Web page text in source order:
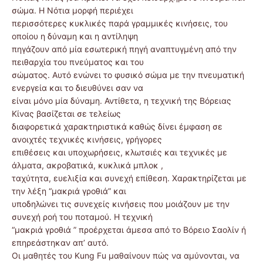
σώμα. Η Νότια μορφή περιέχει
περισσότερες κυκλικές παρά γραμμικές κινήσεις, του
οποίου η δύναμη και η αντίληψη
πηγάζουν από μία εσωτερική πηγή αναπτυγμένη από την
πειθαρχία του πνεύματος και του
σώματος. Αυτό ενώνει το φυσικό σώμα με την πνευματική
ενεργεία και το διευθύνει σαν να
είναι μόνο μία δύναμη. Αντίθετα, η τεχνική της Βόρειας
Κίνας βασίζεται σε τελείως
διαφορετικά χαρακτηριστικά καθώς δίνει έμφαση σε
ανοιχτές τεχνικές κινήσεις, γρήγορες
επιθέσεις και υποχωρήσεις, κλωτσιές και τεχνικές με
άλματα, ακροβατικά, κυκλικά μπλοκ ,
ταχύτητα, ευελιξία και συνεχή επίθεση. Χαρακτηρίζεται με
την λέξη “μακριά γροθιά” και
υποδηλώνει τις συνεχείς κινήσεις που μοιάζουν με την
συνεχή ροή του ποταμού. Η τεχνική
“μακριά γροθιά ” προέρχεται άμεσα από το Βόρειο Σαολίν ή
επηρεάστηκαν απ’ αυτό.
Οι μαθητές του Kung Fu μαθαίνουν πώς να αμύνονται, να